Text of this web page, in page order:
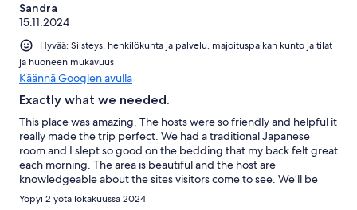
Sandra
15.11.2024
Hyvää: Siisteys, henkilökunta ja palvelu, majoituspaikan kunto ja tilat
ja huoneen mukavuus
Käännä Googlen avulla
Exactly what we needed.
This place was amazing. The hosts were so friendly and helpful it
really made the trip perfect. We had a traditional Japanese
room and I slept so good on the bedding that my back felt great
each morning. The area is beautiful and the host are
knowledgeable about the sites visitors come to see. We’ll be
coming back.
Yöpyi 2 yötä lokakuussa 2024